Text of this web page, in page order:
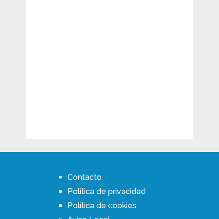
Contacto
Política de privacidad
Política de cookies